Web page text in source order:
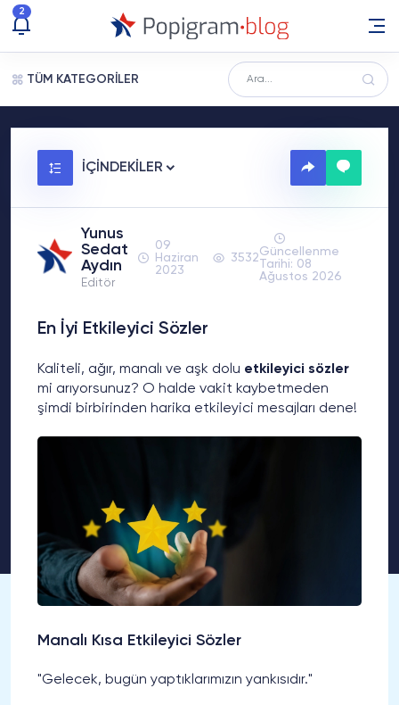
2
TÜM KATEGORİLER
İÇİNDEKİLER
Yunus
Sedat
Aydın
Editör
09
Haziran
2023
3532Güncellenme
Tarihi: 08
Ağustos 2026
En İyi Etkileyici Sözler
Kaliteli, ağır, manalı ve aşk dolu etkileyici sözler
mi arıyorsunuz? O halde vakit kaybetmeden
şimdi birbirinden harika etkileyici mesajları dene!
Manalı Kısa Etkileyici Sözler
"Gelecek, bugün yaptıklarımızın yankısıdır."